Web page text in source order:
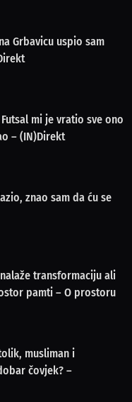
Grbavicu uspio sam
mi je vratio sve ono
– (IN)Direkt
znao sam da ću se
transformaciju ali
pamti – O prostoru
musliman i
čovjek? –